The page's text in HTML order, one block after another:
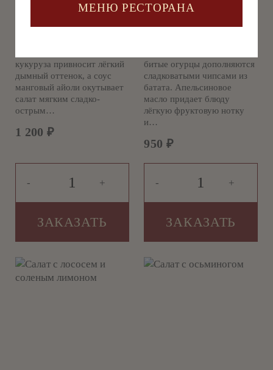
1 200 ₽
Роскошное сочетание микса
камчатского краба, сладким
кукуруза привносит лёгкий
дымный оттенок, а соус
манговый айоли окутывает
салат мягким сладко-
острым…
- +
ЗАКАЗАТЬ
950 ₽
Хрустящий микс салатов с
нежным перепелиным
битые огурцы дополняются
сладковатыми чипсами из
батата. Апельсиновое
масло придает блюду
лёгкую фруктовую нотку
и…
- +
ЗАКАЗАТЬ
МЕНЮ РЕСТОРАНА